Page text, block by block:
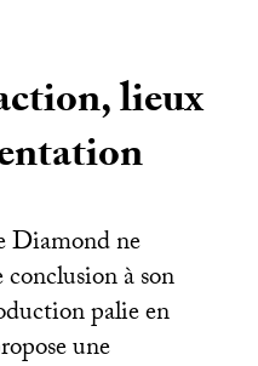
lieux
Diamond ne
à son
palie en
une